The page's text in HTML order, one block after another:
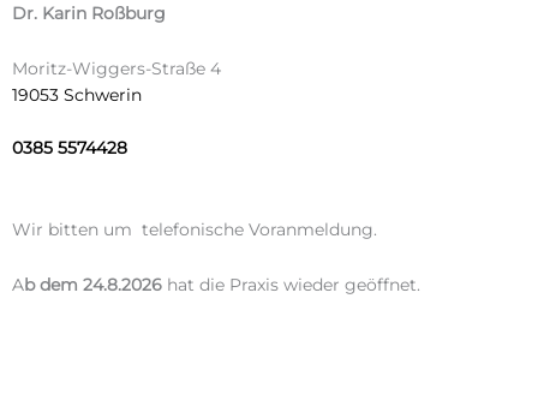
Dr. Karin Roßburg
Moritz-Wiggers-Straße 4
19053 Schwerin
0385 5574428
Wir bitten um telefonische Voranmeldung.
Ab dem 24.8.2026 hat die Praxis wieder geöffnet.